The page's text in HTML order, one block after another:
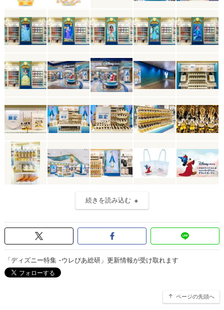
続きを読み込む
「ディズニー特集 -ウレぴあ総研」更新情報が受け取れます
ページの先頭へ